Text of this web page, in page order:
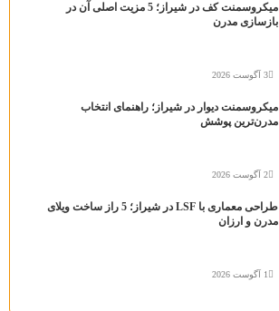
میکروسمنت کف در شیراز؛ 5 مزیت اصلی آن در
بازسازی مدرن
3 آگوست 2026
میکروسمنت دیوار در شیراز؛ راهنمای انتخاب
مدرن‌ترین پوشش
2 آگوست 2026
طراحی معماری با LSF در شیراز؛ 5 راز ساخت ویلای
مدرن و ارزان
1 آگوست 2026